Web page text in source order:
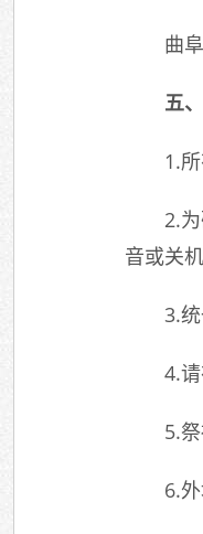
曲
五
1.
2.
音或关
3.
4.
5.
6.